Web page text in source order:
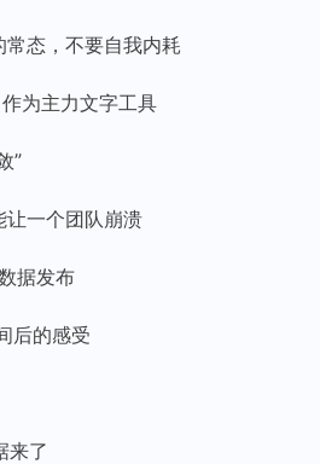
态，不要自我内耗
为主力文字工具
”
让一个团队崩溃
据发布
后的感受
来了